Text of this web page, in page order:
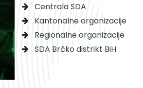
Centrala SDA
Kantonalne organizacije
Regionalne organizacije
SDA Brčko distrikt BiH